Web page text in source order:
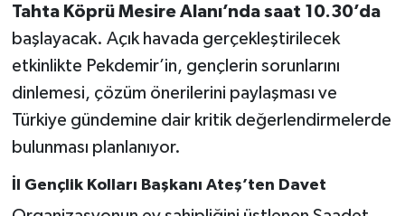
Tahta Köprü Mesire Alanı’nda saat 10.30’da
başlayacak. Açık havada gerçekleştirilecek
etkinlikte Pekdemir’in, gençlerin sorunlarını
dinlemesi, çözüm önerilerini paylaşması ve
Türkiye gündemine dair kritik değerlendirmelerde
bulunması planlanıyor.
İl Gençlik Kolları Başkanı Ateş’ten Davet